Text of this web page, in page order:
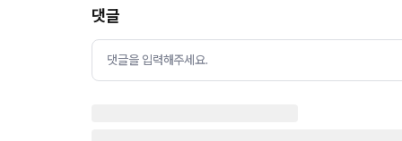
댓글
댓글을 입력해주세요.